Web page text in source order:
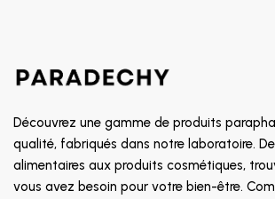
Découvrez une gamme de produits
qualité, fabriqués dans notre laboratoire.
alimentaires aux produits cosmétiques,
vous avez besoin pour votre bien-être.